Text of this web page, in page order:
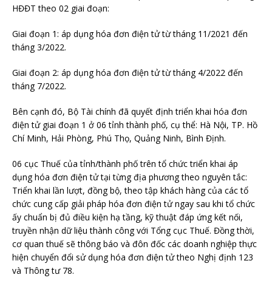
HĐĐT theo 02 giai đoạn:
Giai đoạn 1: áp dụng hóa đơn điện tử từ tháng 11/2021 đến
tháng 3/2022.
Giai đoạn 2: áp dụng hóa đơn điện tử từ tháng 4/2022 đến
tháng 7/2022.
Bên cạnh đó, Bộ Tài chính đã quyết định triển khai hóa đơn
điện tử giai đoạn 1 ở 06 tỉnh thành phố, cụ thể: Hà Nội, TP. Hồ
Chí Minh, Hải Phòng, Phú Thọ, Quảng Ninh, Bình Định.
06 cục Thuế của tỉnh/thành phố trên tổ chức triển khai áp
dụng hóa đơn điện tử tại từng địa phương theo nguyên tắc:
Triển khai lần lượt, đồng bộ, theo tập khách hàng của các tổ
chức cung cấp giải pháp hóa đơn điện tử ngay sau khi tổ chức
ấy chuẩn bị đủ điều kiện hạ tầng, kỹ thuật đáp ứng kết nối,
truyền nhận dữ liệu thành công với Tổng cục Thuế. Đồng thời,
cơ quan thuế sẽ thông báo và đôn đốc các doanh nghiệp thực
hiện chuyển đổi sử dụng hóa đơn điện tử theo Nghị định 123
và Thông tư 78.